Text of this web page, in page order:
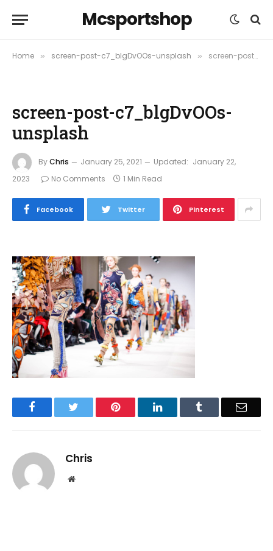
Mcsportshop
Home » screen-post-c7_blgDvOOs-unsplash » screen-post-c7_blgDvOOs-unsplash
screen-post-c7_blgDvOOs-
unsplash
ByChris January 25, 2021 Updated: January 22,
2023
No Comments 1 Min Read
Facebook Twitter Pinterest
Facebook Pinterest LinkedIn Email
Chris
Website